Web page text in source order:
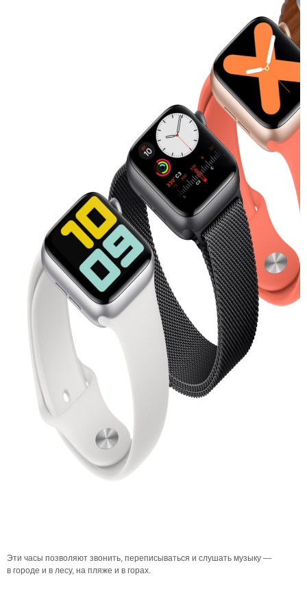
Эти часы позволяют звонить, переписываться и слушать музыку —
в городе и в лесу, на пляже и в горах.